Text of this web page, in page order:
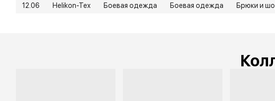
12.06 Helikon-Tex Боевая одежда Боевая одежда Брюки и